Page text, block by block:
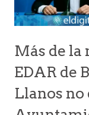
Más de la
EDAR de
Llanos no